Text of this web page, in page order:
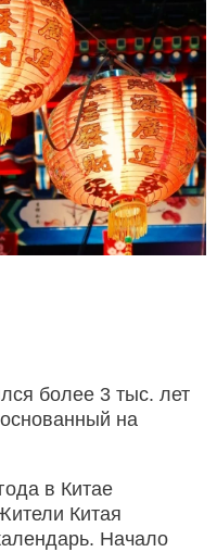
более 3 тыс. лет
на
в Китае
Китая
Начало